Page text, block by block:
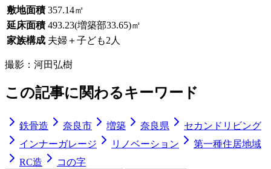
敷地面積 357.14㎡
延床面積 493.23(増築部33.65)㎡
家族構成 夫婦＋子ども2人
撮影： 河田弘樹
この記事に関わるキーワード
鉄骨造 奈良市 増築 奈良県
セカンドリビング
インナーガレージ
リノベーション
第一種住居地域
RC造
コの字